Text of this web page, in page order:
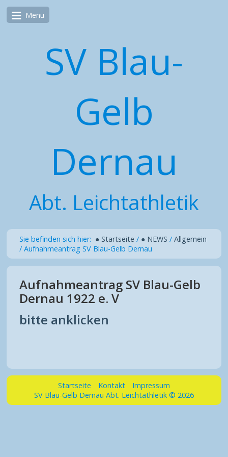
Menü
SV Blau-
Gelb
Dernau
Abt. Leichtathletik
Sie befinden sich hier: ● Startseite / ● NEWS / Allgemein
/ Aufnahmeantrag SV Blau-Gelb Dernau
Aufnahmeantrag SV Blau-Gelb
Dernau 1922 e. V
bitte anklicken
Startseite Kontakt
Impressum
SV Blau-Gelb Dernau Abt. Leichtathletik © 2026